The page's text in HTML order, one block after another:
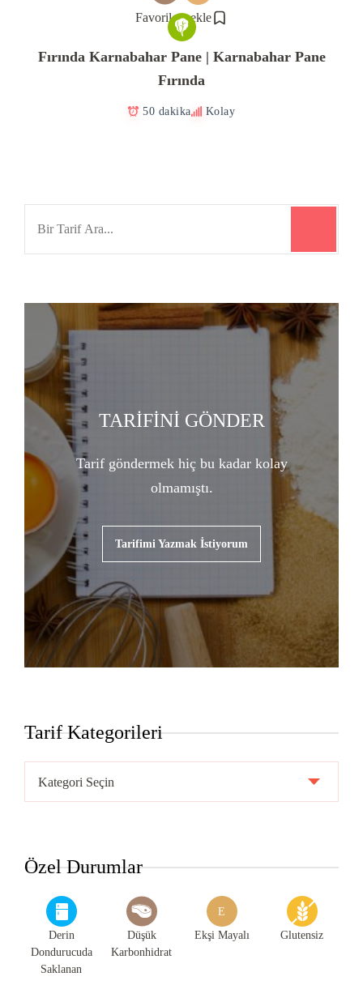
Favorilere ekle
Fırında Karnabahar Pane | Karnabahar Pane
Fırında
50 dakika Kolay
TARİFİNİ GÖNDER
Tarif göndermek hiç bu kadar kolay
olmamıştı.
Tarifimi Yazmak İstiyorum
Tarif Kategorileri
Kategorileri
Özel Durumlar
Derin
Dondurucuda
Saklanan
Düşük
Karbonhidrat
E
Ekşi Mayalı Glutensiz